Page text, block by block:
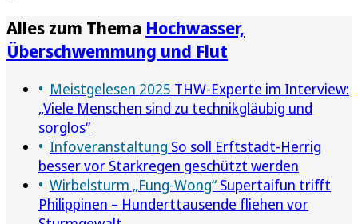
Alles zum Thema Hochwasser,
Überschwemmung und Flut
Meistgelesen 2025 THW-Experte im Interview:
„Viele Menschen sind zu technikgläubig und
sorglos“
Infoveranstaltung So soll Erftstadt-Herrig
besser vor Starkregen geschützt werden
Wirbelsturm „Fung-Wong“ Supertaifun trifft
Philippinen – Hunderttausende fliehen vor